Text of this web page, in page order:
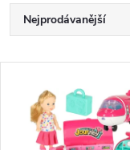
Ř
a
Nejprodávanější
Abecedně